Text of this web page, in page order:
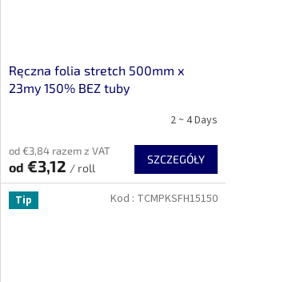
Ręczna folia stretch 500mm x
23my 150% BEZ tuby
2 ~ 4 Days
od €3,84 razem z VAT
od €3,12 / roll
SZCZEGÓŁY
Tip Kod : TCMPKSFH15150